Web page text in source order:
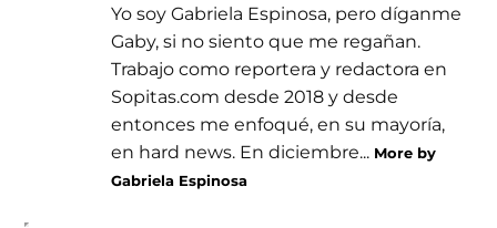
Yo soy Gabriela Espinosa, pero díganme
Gaby, si no siento que me regañan.
Trabajo como reportera y redactora en
Sopitas.com desde 2018 y desde
entonces me enfoqué, en su mayoría,
en hard news. En diciembre... More by
Gabriela Espinosa